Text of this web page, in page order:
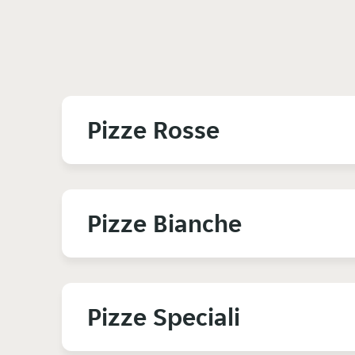
Pizze Rosse
Pizze Bianche
Pizze Speciali